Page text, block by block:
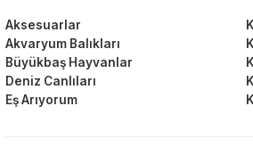
Aksesuarlar
Akvaryum Balıkları
Büyükbaş Hayvanlar
Deniz Canlıları
Eş Arıyorum